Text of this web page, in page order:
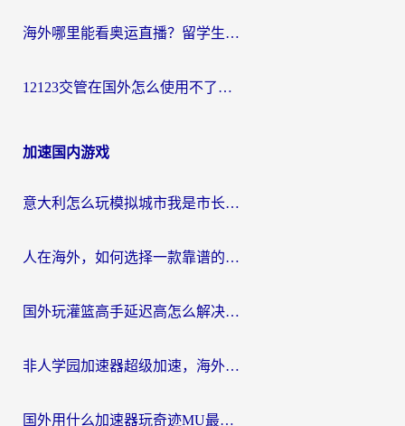
海外哪里能看奥运直播？留学生&海外华人必看的体育赛事观赛终极指南
12123交管在国外怎么使用不了？海外华人必看的无缝访问国内资源指南
加速国内游戏
意大利怎么玩模拟城市我是市长？海外党国服游戏加速终极攻略（附三国3量子特攻解决办法）
人在海外，如何选择一款靠谱的玩剑灵2加速器？
国外玩灌篮高手延迟高怎么解决？海外玩家国服游戏加速终极指南
非人学园加速器超级加速，海外玩家重返国服的通行证
国外用什么加速器玩奇迹MU最好？2026海外玩家国服游戏加速全攻略